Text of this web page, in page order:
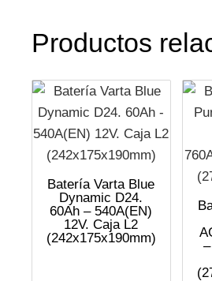
Productos
Batería Varta Blue
Dynamic D24.
60Ah – 540A(EN)
12V. Caja L2
(242x175x190mm)